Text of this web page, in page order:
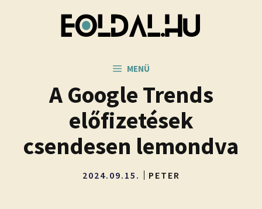
MENÜ
A Google Trends
előfizetések
csendesen lemondva
2024.09.15. PETER